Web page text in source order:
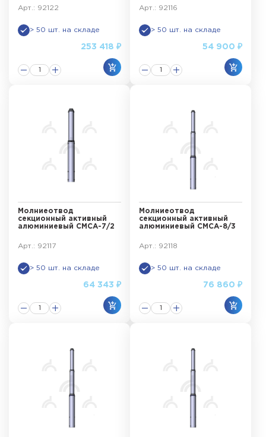
Арт.: 92122
> 50 шт. на складе
253 418 ₽
Арт.: 92116
> 50 шт. на складе
54 900 ₽
Молниеотвод
секционный активный
алюминиевый СМСА-7/2
Арт.: 92117
> 50 шт. на складе
64 343 ₽
Молниеотвод
секционный активный
алюминиевый СМСА-8/3
Арт.: 92118
> 50 шт. на складе
76 860 ₽